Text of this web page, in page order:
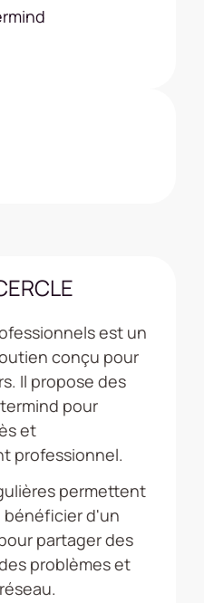
est un
conçu pour
Il propose des
pour
et
professionnel.
permettent
bénéficier d'un
partager des
problèmes et